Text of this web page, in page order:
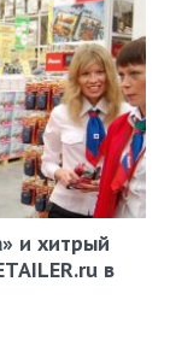
и хитрый
в